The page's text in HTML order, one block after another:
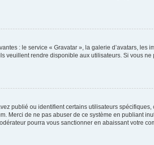
: le service « Gravatar », la galerie d’avatars, les
veuillent rendre disponible aux utilisateurs. Si vous
publié ou identifient certains utilisateurs spécifiques,
Merci de ne pas abuser de ce système en publiant
pourra vous sanctionner en abaissant votre